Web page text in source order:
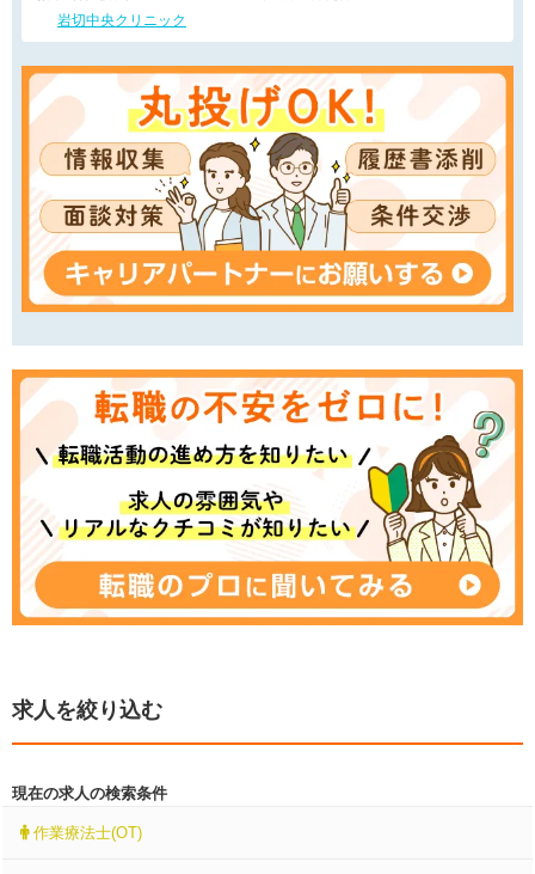
岩切中央クリニック
求人を絞り込む
現在の求人の検索条件
作業療法士(OT)